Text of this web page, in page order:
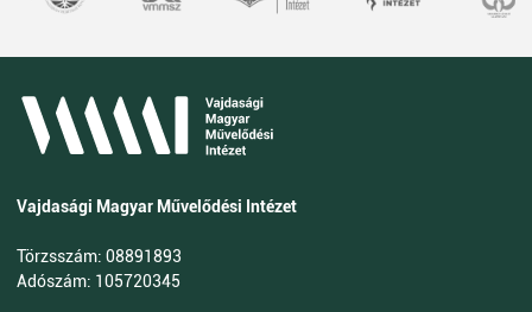
Vajdasági Magyar Művelődési Intézet
Törzsszám: 08891893
Adószám: 105720345